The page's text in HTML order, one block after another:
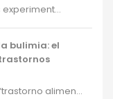
bulimia: el
alimen...